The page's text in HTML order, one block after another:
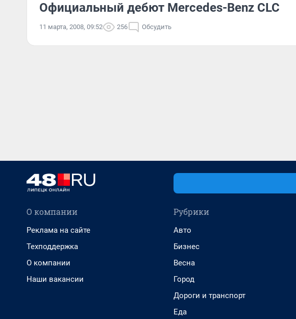
Официальный дебют Mercedes-Benz CLC
11 марта, 2008, 09:52 256 Обсудить
О компании
Реклама на сайте
Техподдержка
О компании
Наши вакансии
Рубрики
Авто
Бизнес
Весна
Город
Дороги и транспорт
Еда